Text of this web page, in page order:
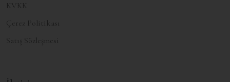
KVKK
Çerez Politikası
Satış Sözleşmesi